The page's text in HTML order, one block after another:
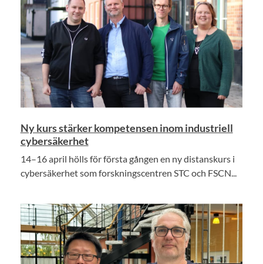
Ny kurs stärker kompetensen inom industriell
cybersäkerhet
14–16 april hölls för första gången en ny distanskurs i
cybersäkerhet som forskningscentren STC och FSCN...